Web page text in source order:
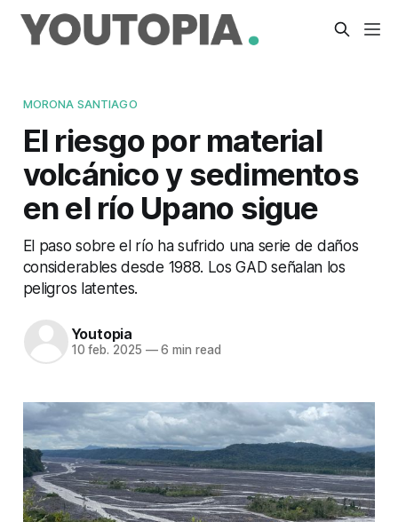
MORONA SANTIAGO
El riesgo por material
volcánico y sedimentos
en el río Upano sigue
El paso sobre el río ha sufrido una serie de daños
considerables desde 1988. Los GAD señalan los
peligros latentes.
Youtopia
10 feb. 2025 —6 min read